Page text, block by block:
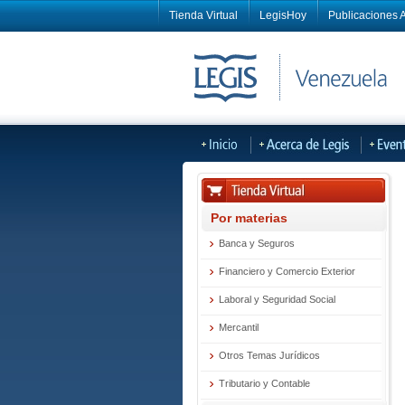
Tienda Virtual LegisHoy Publicaciones
Por materias
Banca y Seguros
Financiero y Comercio Exterior
Laboral y Seguridad Social
Mercantil
Otros Temas Jurídicos
Tributario y Contable